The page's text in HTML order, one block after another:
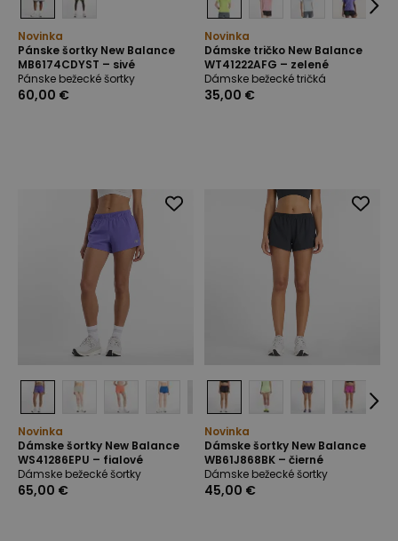
Novinka
Pánske šortky New Balance
MB6174CDYST – sivé
Pánske bežecké šortky
60,00 €
Novinka
Dámske tričko New Balance
WT41222AFG – zelené
Dámske bežecké tričká
35,00 €
Novinka
Dámske šortky New Balance
WS41286EPU – fialové
Dámske bežecké šortky
65,00 €
Novinka
Dámske šortky New Balance
WB61J868BK – čierné
Dámske bežecké šortky
45,00 €